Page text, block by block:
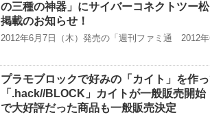
の三種の神器」にサイバーコネクトツー
掲載のお知らせ！
2012年6月7日（木）発売の「週刊ファミ通 2012
プラモブロックで好みの「カイト」を作っ
「.hack//BLOCK」カイトが一般販売開
で大好評だった商品も一般販売決定